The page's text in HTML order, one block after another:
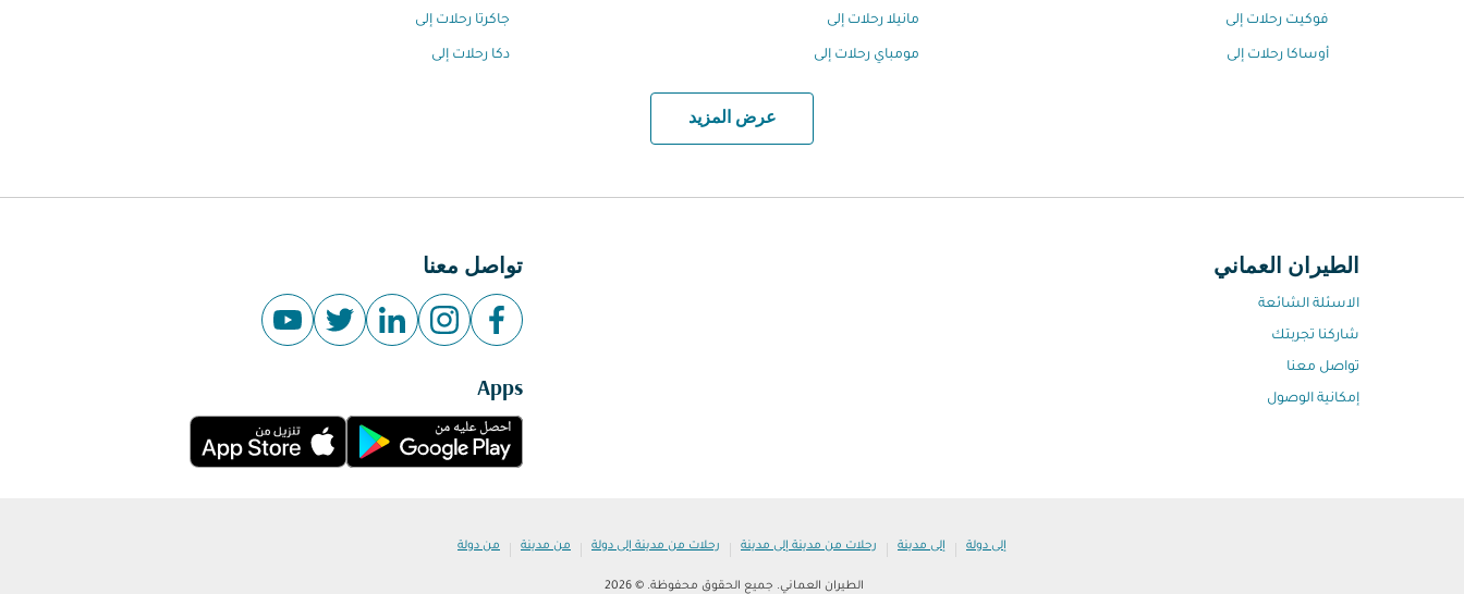
فوكيت رحلات إلى مانيلا رحلات إلى جاكرتا رحلات إلى
أوساكا رحلات إلى مومباي رحلات إلى دكا رحلات إلى
عرض المزيد
الطيران العماني
الاسئلة الشائعة
شاركنا تجربتك
تواصل معنا
إمكانية الوصول
تواصل معنا
Apps
إلى دولة | إلى مدينة | رحلات من مدينة إلى مدينة | رحلات من مدينة إلى دولة | من مدينة | من دولة
الطيران العماني. جميع الحقوق محفوظة. © 2026